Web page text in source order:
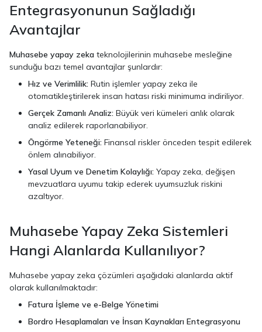
Entegrasyonunun Sağladığı
Avantajlar
Muhasebe yapay zeka teknolojilerinin muhasebe mesleğine
sunduğu bazı temel avantajlar şunlardır:
Hız ve Verimlilik: Rutin işlemler yapay zeka ile
otomatikleştirilerek insan hatası riski minimuma indiriliyor.
Gerçek Zamanlı Analiz: Büyük veri kümeleri anlık olarak
analiz edilerek raporlanabiliyor.
Öngörme Yeteneği: Finansal riskler önceden tespit edilerek
önlem alınabiliyor.
Yasal Uyum ve Denetim Kolaylığı: Yapay zeka, değişen
mevzuatlara uyumu takip ederek uyumsuzluk riskini
azaltıyor.
Muhasebe Yapay Zeka Sistemleri
Hangi Alanlarda Kullanılıyor?
Muhasebe yapay zeka çözümleri aşağıdaki alanlarda aktif
olarak kullanılmaktadır:
Fatura İşleme ve e-Belge Yönetimi
Bordro Hesaplamaları ve İnsan Kaynakları Entegrasyonu